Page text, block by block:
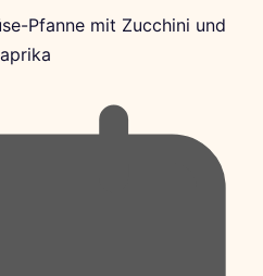
Pfanne mit Zucchini und